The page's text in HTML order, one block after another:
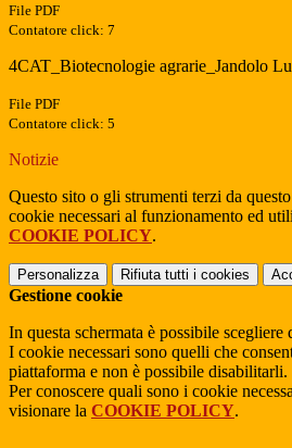
File PDF
Contatore click: 7
4CAT_Biotecnologie agrarie_Jandolo
File PDF
Contatore click: 5
Notizie
Questo sito o gli strumenti terzi da
cookie necessari al funzionamento ed
COOKIE POLICY.
Personalizza Rifiuta tutti i cookies
Gestione cookie
In questa schermata è possibile
I cookie necessari sono quelli che
piattaforma e non è possibile disabilitarli.
Per conoscere quali sono i cookie
visionare la COOKIE POLICY.